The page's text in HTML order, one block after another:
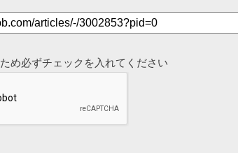
め必ずチェックを入れてください